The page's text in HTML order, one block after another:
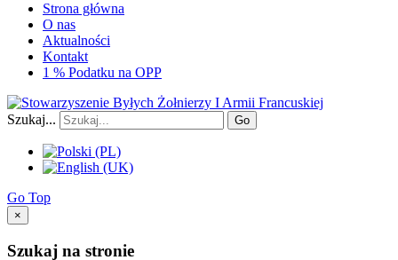
Strona główna
O nas
Aktualności
Kontakt
1 % Podatku na OPP
Szukaj... Go
Go Top
×
Szukaj na stronie